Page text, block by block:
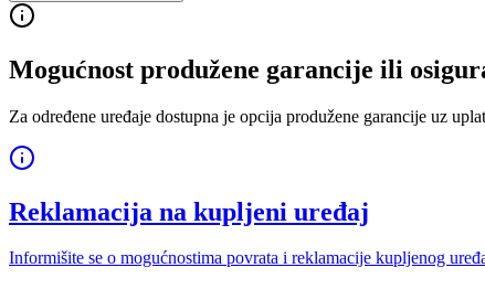
Mogućnost produžene garancije ili
Za određene uređaje dostupna je opcija produžene garancije uz
Reklamacija na kupljeni uređaj
Informišite se o mogućnostima povrata i reklamacije kupljenog